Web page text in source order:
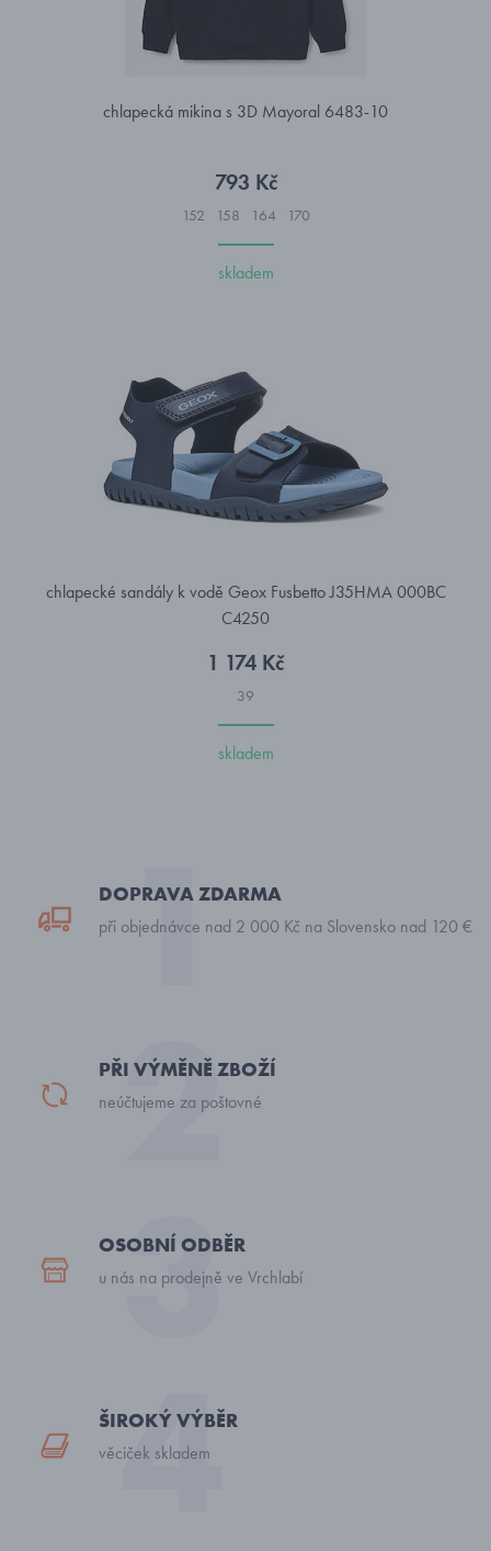
chlapecká mikina s 3D Mayoral 6483-10
793 Kč
152 158 164 170
skladem
chlapecké sandály k vodě Geox Fusbetto J35HMA 000BC
C4250
1 174 Kč
39
skladem
DOPRAVA ZDARMA
při objednávce nad 2 000 Kč na Slovensko nad 120 €
PŘI VÝMĚNĚ ZBOŽÍ
neúčtujeme za poštovné
OSOBNÍ ODBĚR
u nás na prodejně ve Vrchlabí
ŠIROKÝ VÝBĚR
věciček skladem